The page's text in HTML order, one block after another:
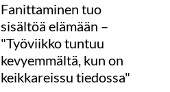
Fanittaminen tuo
sisältöä elämään –
"Työviikko tuntuu
kevyemmältä, kun on
keikkareissu tiedossa"